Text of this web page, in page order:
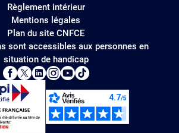
Règlement intérieur
Mentions légales
Plan du site CNFCE
sont accessibles aux personnes en
situation de handicap